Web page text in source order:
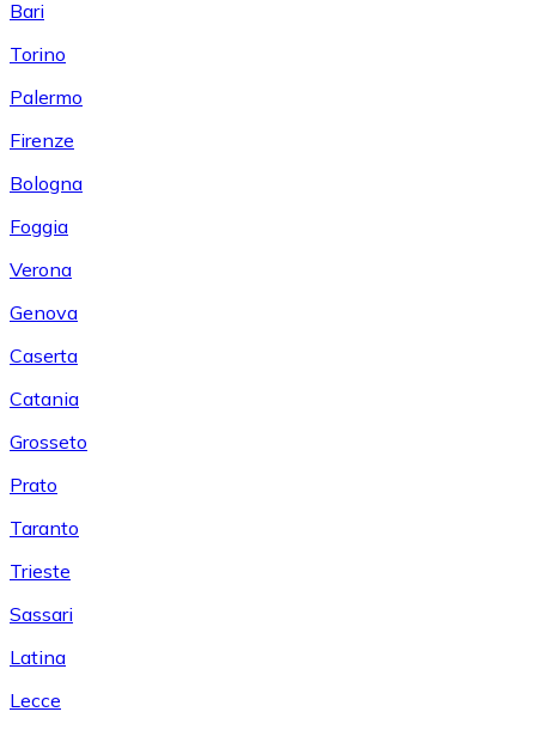
Bari
Torino
Palermo
Firenze
Bologna
Foggia
Verona
Genova
Caserta
Catania
Grosseto
Prato
Taranto
Trieste
Sassari
Latina
Lecce